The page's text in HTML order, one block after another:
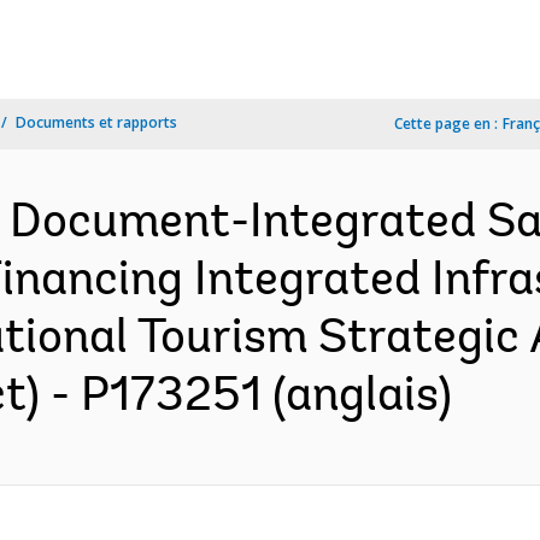
Documents et rapports Cette page en :
Integrated
Integrated
Tourism Strategic
- P173251 (anglais)